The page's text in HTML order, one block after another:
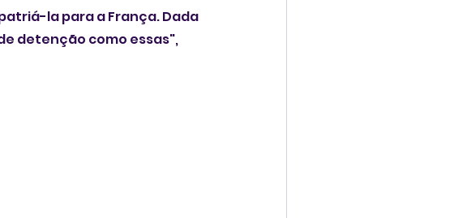
la para a França. Dada
detenção como essas",